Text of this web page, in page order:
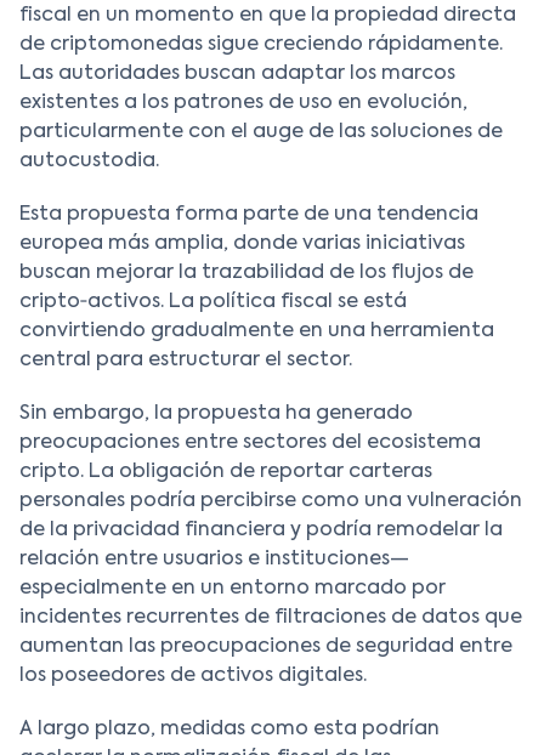
fiscal en un momento en que la propiedad directa
de criptomonedas sigue creciendo rápidamente.
Las autoridades buscan adaptar los marcos
existentes a los patrones de uso en evolución,
particularmente con el auge de las soluciones de
autocustodia.
Esta propuesta forma parte de una tendencia
europea más amplia, donde varias iniciativas
buscan mejorar la trazabilidad de los flujos de
cripto‑activos. La política fiscal se está
convirtiendo gradualmente en una herramienta
central para estructurar el sector.
Sin embargo, la propuesta ha generado
preocupaciones entre sectores del ecosistema
cripto. La obligación de reportar carteras
personales podría percibirse como una vulneración
de la privacidad financiera y podría remodelar la
relación entre usuarios e instituciones—
especialmente en un entorno marcado por
incidentes recurrentes de filtraciones de datos que
aumentan las preocupaciones de seguridad entre
los poseedores de activos digitales.
A largo plazo, medidas como esta podrían